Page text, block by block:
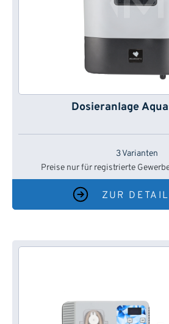
Dosieranlage
3 Varianten
Preise nur für registrierte
ZUR